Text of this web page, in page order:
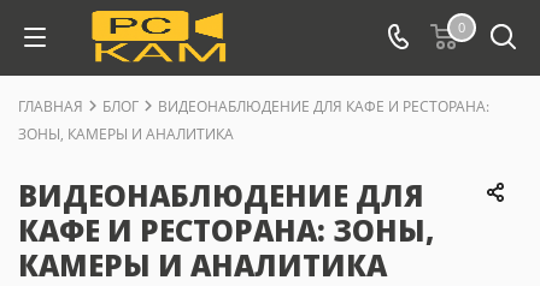
0
ГЛАВНАЯ БЛОГ
ВИДЕОНАБЛЮДЕНИЕ ДЛЯ КАФЕ И РЕСТОРАНА:
ЗОНЫ, КАМЕРЫ И АНАЛИТИКА
ВИДЕОНАБЛЮДЕНИЕ ДЛЯ
КАФЕ И РЕСТОРАНА: ЗОНЫ,
КАМЕРЫ И АНАЛИТИКА